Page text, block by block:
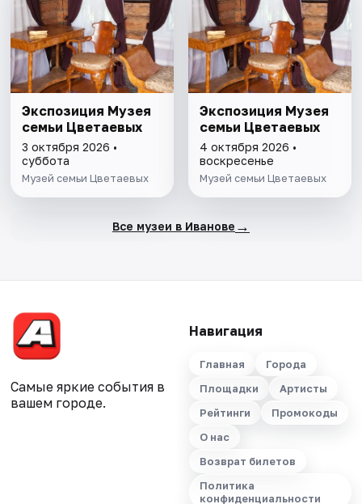
Экспозиция Музея
семьи Цветаевых
3 октября 2026 •
суббота
Музей семьи Цветаевых
Экспозиция Музея
семьи Цветаевых
4 октября 2026 •
воскресенье
Музей семьи Цветаевых
Все музеи в Иванове →
Самые яркие события в
вашем городе.
Навигация
Главная
Города
Площадки
Артисты
Рейтинги
Промокоды
О нас
Возврат билетов
Политика
конфиденциальности